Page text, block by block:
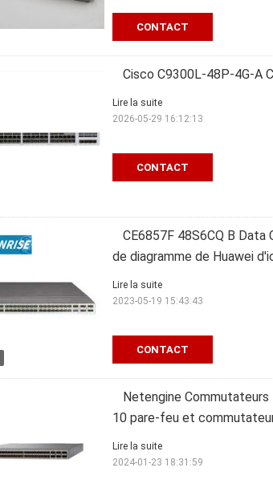
CONTACT
Cisco C9300L-48P-4G-A
CONTACT
Lire la suite
2026-05-29 16:12:13
CE6857F 48S6CQ B
de diagramme de Huawei
CONTACT
Lire la suite
2023-05-19 15:43:43
Netengine
10 pare-feu et
Lire la suite
2024-01-23 18:31:59